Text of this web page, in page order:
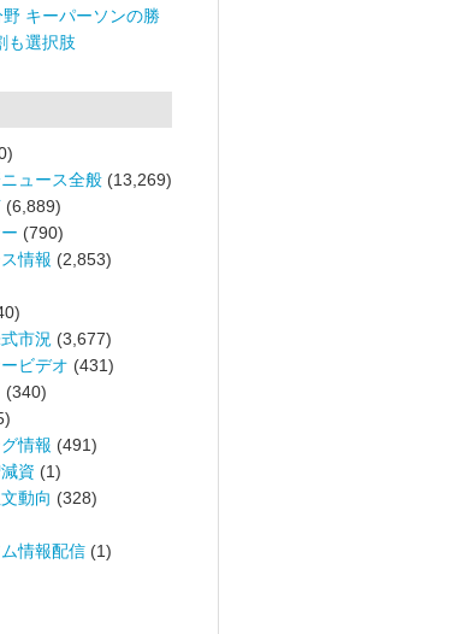
野 キーパーソンの勝
も選択肢
ュース全般 (13,269)
(6,889)
(790)
情報 (2,853)
市況 (3,677)
ビデオ (431)
(340)
情報 (491)
資 (1)
動向 (328)
情報配信 (1)